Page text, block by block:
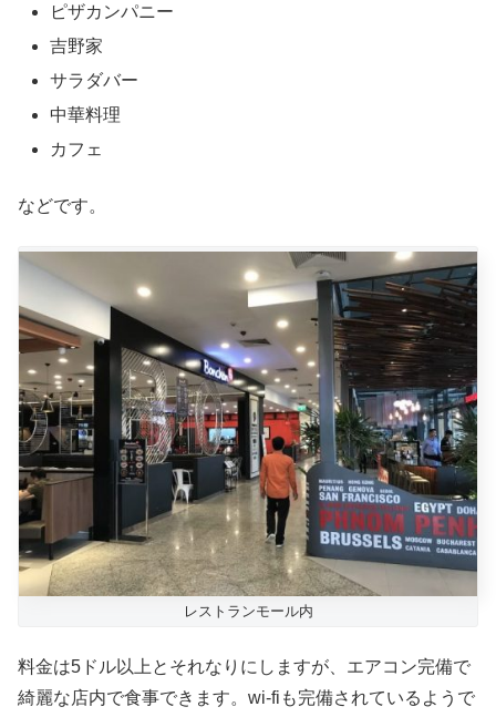
ピザカンパニー
吉野家
サラダバー
中華料理
カフェ
などです。
レストランモール内
料金は5ドル以上とそれなりにしますが、エアコン完備で
綺麗な店内で食事できます。wi-fiも完備されているようで